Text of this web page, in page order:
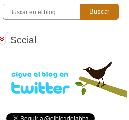
Buscar
Social